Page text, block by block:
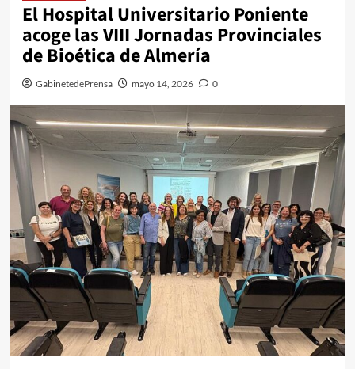
El Hospital Universitario Poniente
acoge las VIII Jornadas Provinciales
de Bioética de Almería
GabinetedePrensa mayo 14, 2026 0